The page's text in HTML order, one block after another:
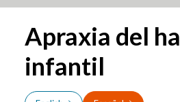
Apraxia del
infantil